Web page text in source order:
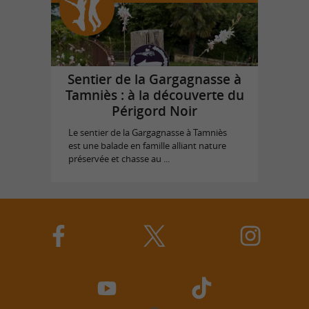
Sentier de la Gargagnasse à
Tamniès : à la découverte du
Périgord Noir
Le sentier de la Gargagnasse à Tamniès
est une balade en famille alliant nature
préservée et chasse au ...